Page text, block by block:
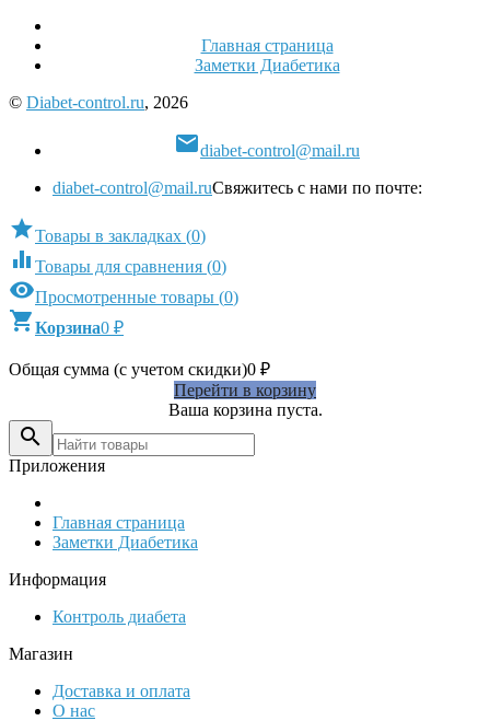
Главная страница
Заметки Диабетика
© Diabet-control.ru, 2026
diabet-control@mail.ru
diabet-control@mail.ruСвяжитесь с нами по почте:
Товары в закладках (0)
 Товары для сравнения (0)
Просмотренные товары (0)
Корзина0 ₽
Общая сумма (с учетом скидки)0 ₽
Перейти в корзину
Ваша корзина пуста.

Приложения
Главная страница
Заметки Диабетика
Информация
Контроль диабета
Магазин
Доставка и оплата
О нас